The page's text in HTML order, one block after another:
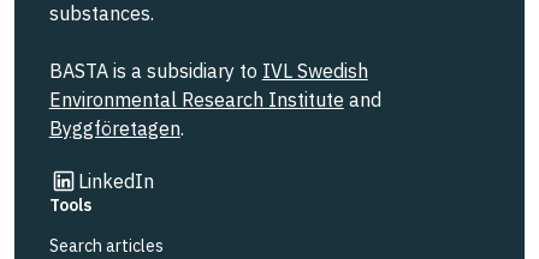
substances.
BASTA is a subsidiary to IVL Swedish
Environmental Research Institute and
Byggföretagen.
LinkedIn
Link to other website
Tools
Search articles